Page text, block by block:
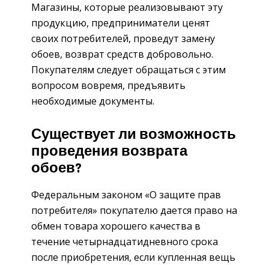
Магазины, которые реализовывают эту
продукцию, предприниматели ценят
своих потребителей, проведут замену
обоев, возврат средств добровольно.
Покупателям следует обращаться с этим
вопросом вовремя, предъявить
необходимые документы.
Существует ли возможность
проведения возврата
обоев?
Федеральным законом «О защите прав
потребителя» покупателю дается право на
обмен товара хорошего качества в
течение четырнадцатидневного срока
после приобретения, если купленная вещь